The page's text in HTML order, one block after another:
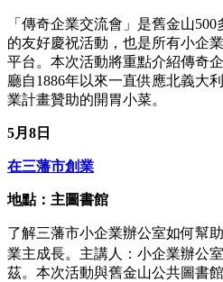
「傳奇企業交流會」是舊金山
的友好慶祝活動，也是所有小企
平台。本次活動將重點介紹傳奇
廳自1886年以來一直供應北義大
業計畫贊助的開胃小菜。
5月8日
在三藩市創業
地點：主圖書館
了解三藩市小企業辦公室如何幫
業主成長。主講人：小企業辦公
茲。本次活動與舊金山公共圖書館